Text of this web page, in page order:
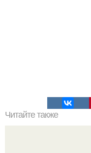
Читайте также